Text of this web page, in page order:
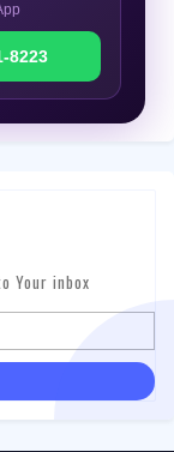
8223
Your inbox